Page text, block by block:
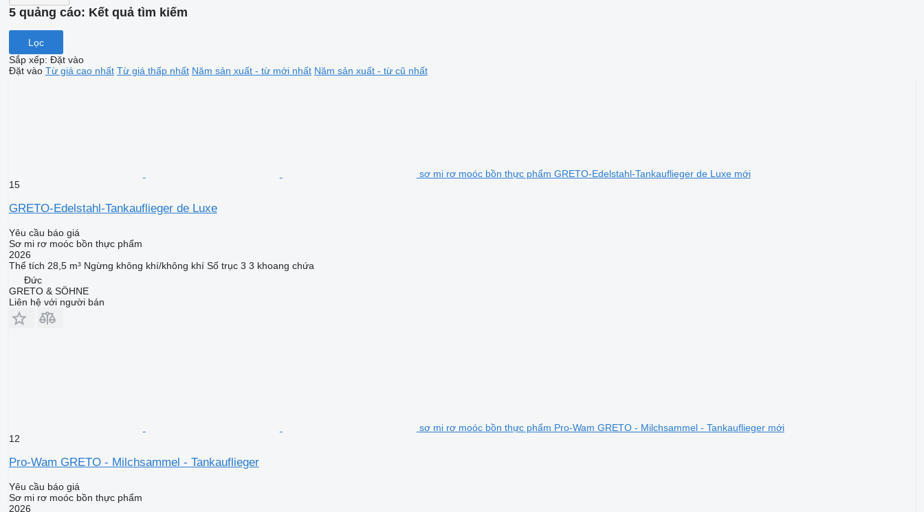
5 quảng cáo: Kết quả tìm kiếm
Lọc
Sắp xếp: Đặt vào
Đặt vào Từ giá cao nhất Từ giá thấp nhất Năm sản xuất - từ mới nhất Năm sản xuất - từ cũ nhất
sơ mi rơ moóc bồn thực phẩm GRETO-Edelstahl-Tankauflieger de Luxe mới
15
GRETO-Edelstahl-Tankauflieger de Luxe
Yêu cầu báo giá
Sơ mi rơ moóc bồn thực phẩm
2026
Thể tích 28,5 m³ Ngừng không khí/không khí Số trục 3 3 khoang chứa
Đức
GRETO & SÖHNE
Liên hệ với người bán
sơ mi rơ moóc bồn thực phẩm Pro-Wam GRETO - Milchsammel - Tankauflieger mới
12
Pro-Wam GRETO - Milchsammel - Tankauflieger
Yêu cầu báo giá
Sơ mi rơ moóc bồn thực phẩm
2026